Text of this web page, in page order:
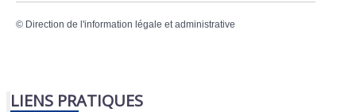
© Direction de l'information légale et administrative
LIENS PRATIQUES